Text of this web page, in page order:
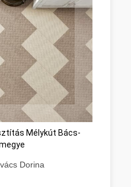
Mélykút Bács-
Dorina